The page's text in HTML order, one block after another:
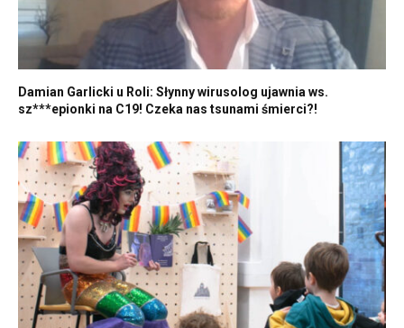
Damian Garlicki u Roli: Słynny wirusolog ujawnia ws.
sz***epionki na C19! Czeka nas tsunami śmierci?!